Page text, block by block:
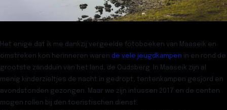
Het enige dat ik me dankzij vergeelde fotoboeken van Maaseik en
omstreken kon herinneren waren de vele jeugdkampen in en rond de
grootste zandduin van het land, de Oudsberg. In Maaseik zijn al
menig kinderzieltjes de nacht in gedropt, tentenkampen gesjord en
avondstonden gezongen. Maar we zijn intussen 2017 en de centen
mogen rollen bij den toeristischen dienst.